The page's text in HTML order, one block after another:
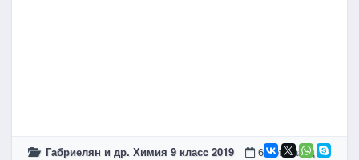
Габриелян и др. Химия 9 класc 2019 6 лет назад